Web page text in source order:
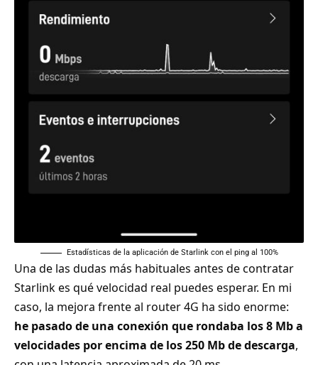
Estadísticas de la aplicación de Starlink con el ping al 100%
Una de las dudas más habituales antes de contratar
Starlink es qué velocidad real puedes esperar. En mi
caso, la mejora frente al router 4G ha sido enorme:
he pasado de una conexión que rondaba los 8 Mb a
velocidades por encima de los 250 Mb de descarga,